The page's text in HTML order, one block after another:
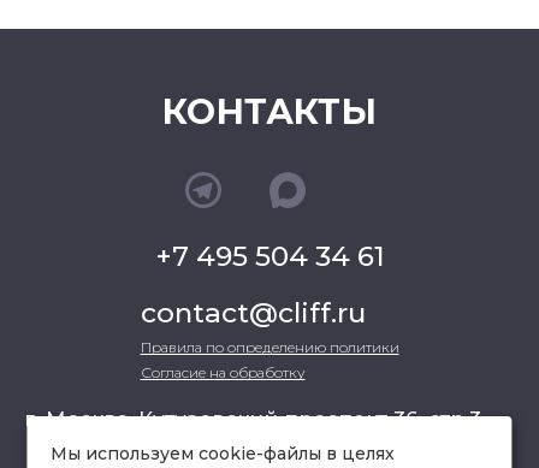
КОНТАКТЫ
+7 495 504 34 61
contact@cliff.ru
Правила по определению политики
Согласие на обработку
г. Москва, Кутузовский проспект 36, стр.3 ,
офис 301
Мы используем cookie-файлы в целях